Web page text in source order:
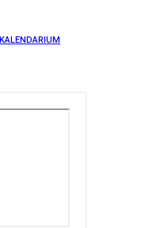
KALENDARIUM